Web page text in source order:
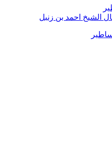
الشيخ احمد بن زنبل